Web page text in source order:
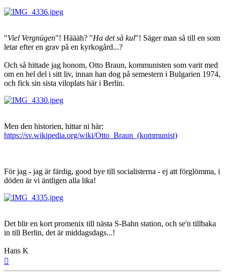
"Viel Vergnügen"! Häääh? "Ha det så kul"! Säger man så till en som
letar efter en grav på en kyrkogård...?
Och så hittade jag honom, Otto Braun, kommunisten som varit med
om en hel del i sitt liv, innan han dog på semestern i Bulgarien 1974,
och fick sin sista viloplats här i Berlin.
Men den historien, hittar ni här:
https://sv.wikipedia.org/wiki/Otto_Braun_(kommunist)
För jag - jag är färdig, good bye till socialisterna - ej att förglömma, i
döden är vi äntligen alla lika!
Det blir en kort promenix till nästa S-Bahn station, och se'n tillbaka
in till Berlin, det är middagsdags...!
Hans K